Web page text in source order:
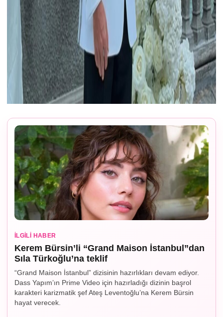
İLGILI HABER
Kerem Bürsin’li “Grand Maison İstanbul”dan
Sıla Türkoğlu’na teklif
“Grand Maison İstanbul” dizisinin hazırlıkları devam ediyor.
Dass Yapım’ın Prime Video için hazırladığı dizinin başrol
karakteri karizmatik şef Ateş Leventoğlu’na Kerem Bürsin
hayat verecek.